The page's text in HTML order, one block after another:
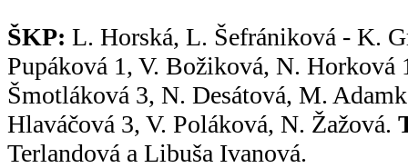
ŠKP: L. Horská, L. Šefrániková - K.
Pupáková 1, V. Božiková, N. Horková
Šmotláková 3, N. Desátová, M.
Hlaváčová 3, V. Poláková, N. Žažová.
Terlandová a Libuša Ivanová.